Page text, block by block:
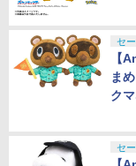
セ
【
ま
ク
セ